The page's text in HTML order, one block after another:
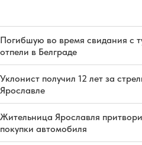
Погибшую во время свидания с
отпели в Белграде
Уклонист получил 12 лет за
Ярославле
Жительница Ярославля
покупки автомобиля